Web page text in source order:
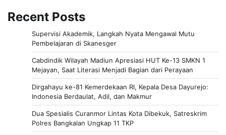
Recent Posts
Supervisi Akademik, Langkah Nyata Mengawal Mutu
Pembelajaran di Skanesger
Cabdindik Wilayah Madiun Apresiasi HUT Ke-13 SMKN 1
Mejayan, Saat Literasi Menjadi Bagian dari Perayaan
Dirgahayu ke-81 Kemerdekaan RI, Kepala Desa Dayurejo:
Indonesia Berdaulat, Adil, dan Makmur
Dua Spesialis Curanmor Lintas Kota Dibekuk, Satreskrim
Polres Bangkalan Ungkap 11 TKP